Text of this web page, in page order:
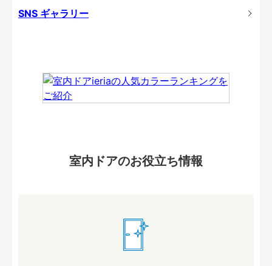
SNS ギャラリー
室内ドアのお役立ち情報